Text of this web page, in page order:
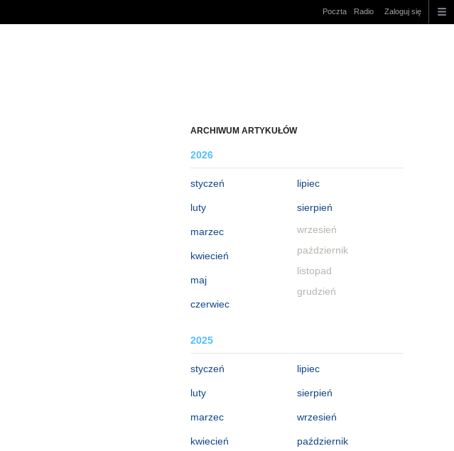
Poczta Radio Zaloguj się
ARCHIWUM ARTYKUŁÓW
2026
styczeń
luty
marzec
kwiecień
maj
czerwiec
lipiec
sierpień
wrzesień
październik
listopad
grudzień
2025
styczeń
luty
marzec
kwiecień
lipiec
sierpień
wrzesień
październik